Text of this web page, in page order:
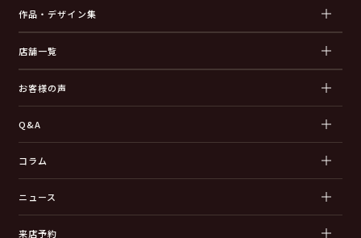
作品・デザイン集
店舗一覧
お客様の声
Q&A
コラム
ニュース
来店予約